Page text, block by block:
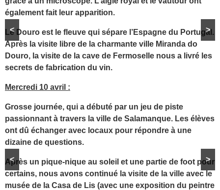
également fait leur apparition.
< >
Le Douro est le fleuve qui sépare l’Espagne du Portugal.
Après la visite libre de la charmante ville Miranda do
Douro, la visite de la cave de Fermoselle nous a livré les
secrets de fabrication du vin.
Mercredi 10 avril :
Grosse journée, qui a débuté par un jeu de piste
passionnant à travers la ville de Salamanque. Les élèves
ont dû échanger avec locaux pour répondre à une
dizaine de questions.
< >
Après un pique-nique au soleil et une partie de foot pour
certains, nous avons continué la visite de la ville avec le
musée de la Casa de Lis (avec une exposition du peintre